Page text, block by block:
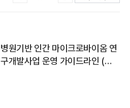
병원기반 인간 마이크로바이옴 연
구개발사업 운영 가이드라인 (제